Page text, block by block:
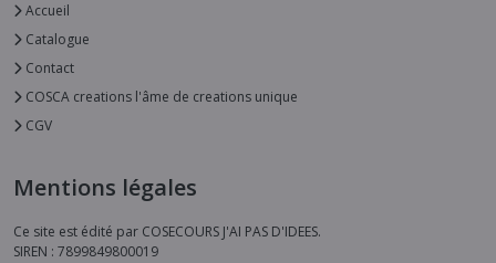
Accueil
Catalogue
Contact
COSCA creations l'âme de creations unique
CGV
Mentions légales
Ce site est édité par COSECOURS J'AI PAS D'IDEES.
SIREN : 7899849800019